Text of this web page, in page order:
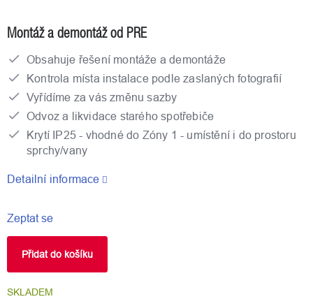
SKLADEM
Přidat do košíku
Montáž a demontáž od PRE
Obsahuje řešení montáže a demontáže
Kontrola místa instalace podle zaslaných fotografií
Vyřídíme za vás změnu sazby
Odvoz a likvidace starého spotřebiče
Krytí IP25 - vhodné do Zóny 1 - umístění i do prostoru
sprchy/vany
Detailní informace
Zeptat se